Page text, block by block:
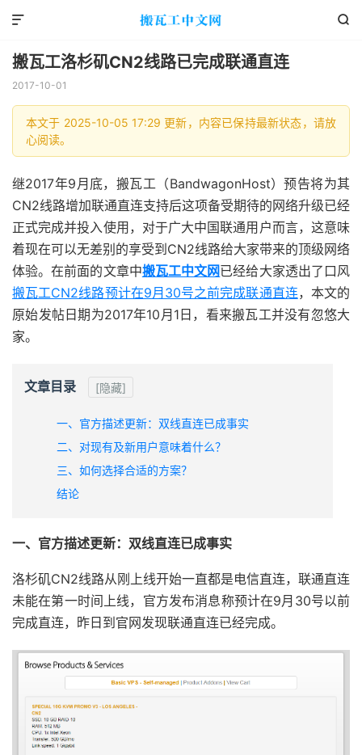


搬瓦工洛杉矶CN2线路已完成联通直连
2017-10-01
本文于 2025-10-05 17:29 更新，内容已保持最新状态，请放
心阅读。
继2017年9月底，搬瓦工（BandwagonHost）预告将为其
CN2线路增加联通直连支持后这项备受期待的网络升级已经
正式完成并投入使用，对于广大中国联通用户而言，这意味
着现在可以无差别的享受到CN2线路给大家带来的顶级网络
体验。在前面的文章中搬瓦工中文网已经给大家透出了口风
搬瓦工CN2线路预计在9月30号之前完成联通直连，本文的
原始发帖日期为2017年10月1日，看来搬瓦工并没有忽悠大
家。
文章目录 [隐藏]
一、官方描述更新：双线直连已成事实
二、对现有及新用户意味着什么？
三、如何选择合适的方案？
结论
一、官方描述更新：双线直连已成事实
洛杉矶CN2线路从刚上线开始一直都是电信直连，联通直连
未能在第一时间上线，官方发布消息称预计在9月30号以前
完成直连，昨日到官网发现联通直连已经完成。